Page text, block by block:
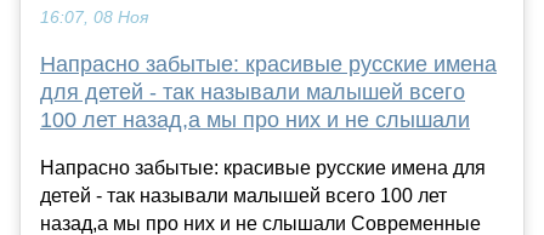
16:07, 08 Ноя
Напрасно забытые: красивые русские имена
для детей - так называли малышей всего
100 лет назад,а мы про них и не слышали
Напрасно забытые: красивые русские имена для
детей - так называли малышей всего 100 лет
назад,а мы про них и не слышали Современные